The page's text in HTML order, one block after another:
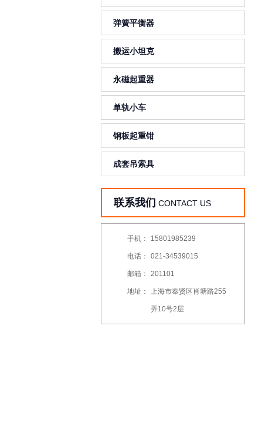
弹簧平衡器
搬运小坦克
永磁起重器
单轨小车
钢板起重钳
成套吊索具
联系我们 CONTACT US
手机： 15801985239
电话： 021-34539015
邮箱： 201101
地址： 上海市奉贤区肖塘路255
弄10号2层